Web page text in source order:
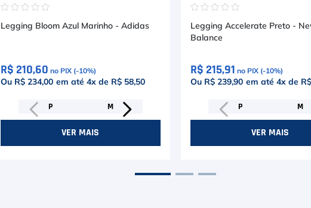
☆☆☆☆☆
Legging Bloom Azul Marinho - Adidas
R$ 210,60 no PIX (-10%)
Ou R$ 234,00 em até 4x de R$ 58,50
P M
VER MAIS
☆☆☆☆☆
Legging Accelerate Preto -
Balance
R$ 215,91 no PIX (-10%)
Ou R$ 239,90 em até 4x de
P M
VER MAIS